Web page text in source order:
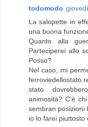
todomodo
La salopette in
una buona
Quanto alla
Parteciperei allo
Posso?
Nel caso, mi
stato
animosità? C'è
sembran posizioni
io lo farei piuttosto